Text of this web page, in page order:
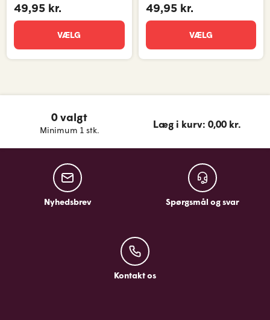
49,95 kr.
VÆLG
49,95 kr.
VÆLG
0 valgt
Minimum 1 stk.
Læg i kurv: 0,00 kr.
Nyhedsbrev
Nyhedsbrev
Spørgsmål og
Spørgsmål og svar
Kontakt os
Kontakt os